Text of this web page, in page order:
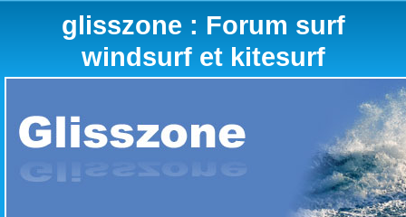
glisszone : Forum surf
windsurf et kitesurf